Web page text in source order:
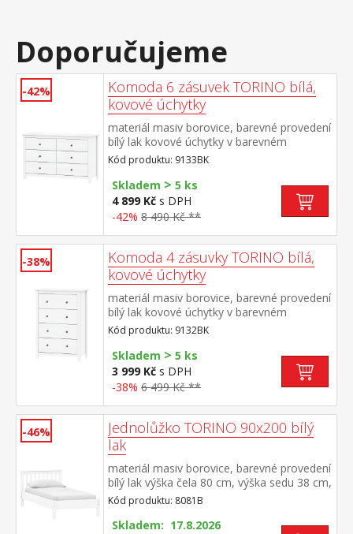
Doporučujeme
-42%
Komoda 6 zásuvek TORINO bílá,
kovové úchytky
materiál masiv borovice, barevné provedení
bílý lak kovové úchytky v barevném
provedení černěná mosaz šest zásuvek s
kovovými pojezdy rozměr zásuvky (š/h/v)
52 × 33 × 19 cm
Kód produktu: 9133BK
Skladem > 5 ks
4 899 Kč s DPH
-42% 8 490 Kč **
-38%
Komoda 4 zásuvky TORINO bílá,
kovové úchytky
materiál masiv borovice, barevné provedení
bílý lak kovové úchytky v barevném
provedení černěná mosaz čtyři zásuvky s
kovovými pojezdy
Kód produktu: 9132BK
Skladem > 5 ks
3 999 Kč s DPH
-38% 6 499 Kč **
-46%
Jednolůžko TORINO 90x200 bílý
lak
materiál masiv borovice, barevné provedení
bílý lak výška čela 80 cm, výška sedu 38 cm,
cena bez roštu a matrace minimální
doporučená výška matrace 15 cm
doporučený rozměr matrace 90 × 200 cm a
Kód produktu: 8081B
Skladem: 17.8.2026